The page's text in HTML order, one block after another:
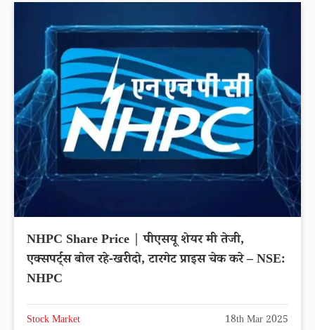
NHPC Share Price | पीएसयू शेयर मी तेजी,
एक्सपर्ट्स बोल रहे-खरीदो, टारगेट प्राइस चेक करे – NSE:
NHPC
Stock Market 18th Mar 2025